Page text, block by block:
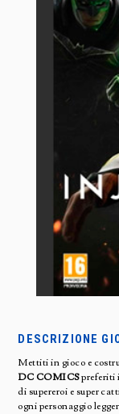
DESCRIZIONE
Mettiti in gioco e
DC COMICSpreferiti
di supereroi e super
ogni personaggio